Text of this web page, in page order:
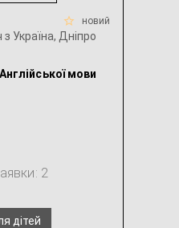
Україна, Дніпро
новий
мови
2
дітей